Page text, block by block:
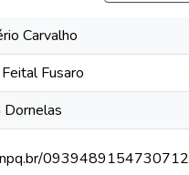
Carvalho
Fusaro
Dornelas
0939489154730712